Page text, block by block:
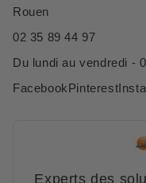
Rouen
02 35 89 44 97
Du lundi au vendredi -
FacebookPinterest
Experts des